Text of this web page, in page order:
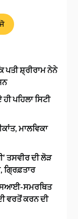
ਪਤੀ ਸ਼੍ਰੀਰਾਮ ਨੇਨੇ
ਪਹਿਲਾ ਸਿਟੀ
ਮਾਲਵਿਕਾ
ਤਸਵੀਰ ਦੀ ਲੋੜ
ਗ੍ਰਿਫ਼ਤਾਰ
ਸਮਰਥਿਤ
ਵਰਤੋਂ ਕਰਨ ਦੀ